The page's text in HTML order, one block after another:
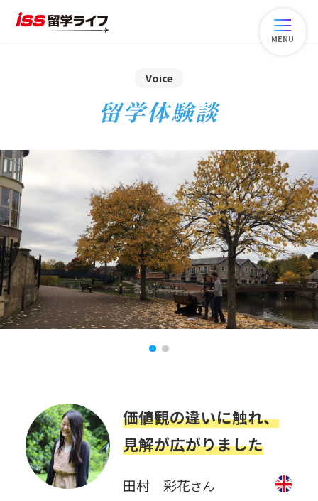
MENU
Voice
留学体験談
価値観の違いに触れ、
見解が広がりました
田村 彩花さん